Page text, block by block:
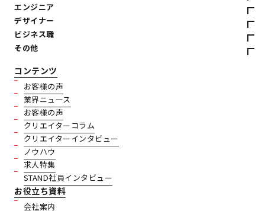
エンジニア
デザイナー
ビジネス職
その他
コンテンツ
お客様の声
業界ニュース
お客様の声
クリエイターコラム
クリエイターインタビュー
ノウハウ
求人特集
STAND社員インタビュー
お役立ち資料
会社案内